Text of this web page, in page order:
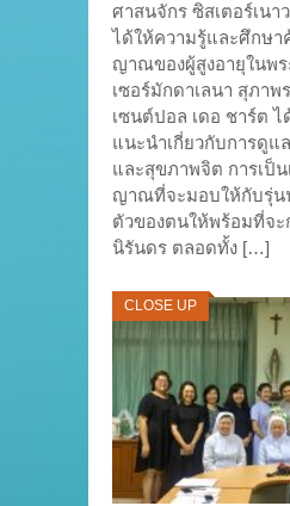
ศาสนจักร ซิสเตอร์เนา
ได้ให้ความรู้และศึกษ
ญาณของผู้สูงอายุในพ
เซอร์มักดาเลนา สุภา
เซนต์ปอล เดอ ชาร์ต
แนะนำเกี่ยวกับการดูแ
และสุขภาพจิต การเป็
ญาณที่จะมอบให้กับรุ่น
ตัวของตนให้พร้อมที่จ
นิรันดร ตลอดทั้ง […]
CLOSE UP